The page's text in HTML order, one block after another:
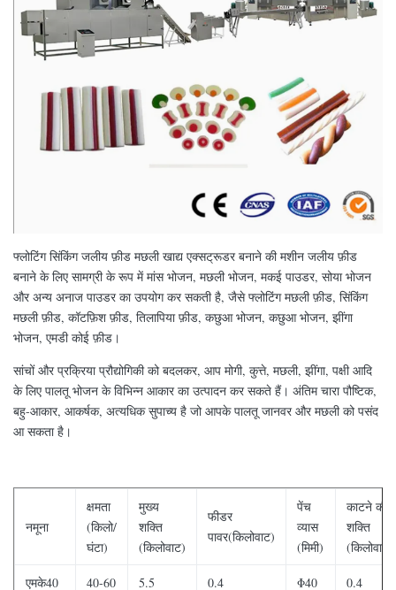
फ्लोटिंग सिंकिंग जलीय फ़ीड मछली खाद्य एक्सट्रूडर बनाने की मशीन जलीय फ़ीड
बनाने के लिए सामग्री के रूप में मांस भोजन, मछली भोजन, मकई पाउडर, सोया भोजन
और अन्य अनाज पाउडर का उपयोग कर सकती है, जैसे फ्लोटिंग मछली फ़ीड, सिंकिंग
मछली फ़ीड, कॉटफ़िश फ़ीड, तिलापिया फ़ीड, कछुआ भोजन, कछुआ भोजन, झींगा
भोजन, एमडी कोई फ़ीड।
सांचों और प्रक्रिया प्रौद्योगिकी को बदलकर, आप मोगी, कुत्ते, मछली, झींगा, पक्षी आदि
के लिए पालतू भोजन के विभिन्न आकार का उत्पादन कर सकते हैं। अंतिम चारा पौष्टिक,
बहु-आकार, आकर्षक, अत्यधिक सुपाच्य है जो आपके पालतू जानवर और मछली को पसंद
आ सकता है।
नमूना
क्षमता
(किलो/
घंटा)
मुख्य
शक्ति
(किलोवाट)
फीडर
पावर(किलोवाट)
पेंच
व्यास
(मिमी)
काटने की
शक्ति
(किलोवाट)
एमके40 40-60 5.5 0.4 Φ40 0.4